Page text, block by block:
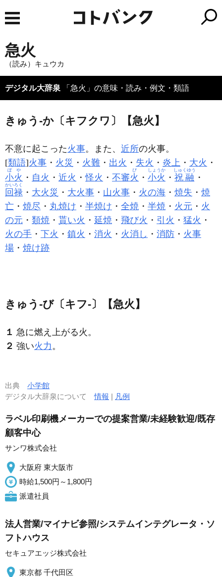
急火
（読み）キュウカ
デジタル大辞泉 「急火」の意味・読み・例文・類語
きゅう‐か〔キフクワ〕【急火】
不意に起こった 火事。また、 近所の火事。
[類語]火事 ・ 火災 ・ 火難 ・ 出火 ・ 失火 ・ 炎上 ・ 大火 ・
小火
ぼや
・ 自火 ・ 近火 ・怪火 ・ 不審火
び
・ 小火
しょうか
・ 祝融
しゅくゆう
・
回禄
かいろく
・ 大火災 ・ 大火事 ・ 山火事 ・ 火の海 ・ 焼失 ・ 焼
亡 ・ 焼尽 ・ 丸焼け ・ 半焼け ・ 全焼 ・ 半焼 ・ 火元 ・ 火
の元 ・ 類焼 ・ 貰い火 ・ 延焼 ・ 飛び火 ・ 引火 ・ 猛火 ・
火の手 ・ 下火 ・ 鎮火 ・ 消火 ・ 火消し ・ 消防 ・ 火事
場 ・ 焼け跡
きゅう‐び〔キフ‐〕【急火】
１ 急に燃え上がる火。
２ 強い火力。
出典 小学館
デジタル大辞泉について情報 | 凡例
ラベル印刷機メーカーでの提案営業/未経験歓迎/既存
顧客中心
サンワ株式会社
大阪府 東大阪市
時給1,500円～1,800円
派遣社員
法人営業/マイナビ参照/システムインテグレータ・ソ
フトハウス
セキュアエッジ株式会社
東京都 千代田区